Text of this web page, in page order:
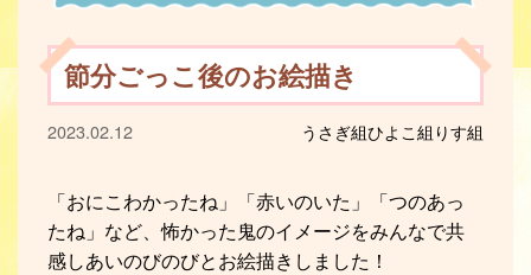
節分ごっこ後のお絵描き
2023.02.12 うさぎ組ひよこ組 りす組
「おにこわかったね」「赤いのいた」「つのあっ
たね」など、怖かった鬼のイメージをみんなで共
感しあいのびのびとお絵描きしました！
お問い合わせ
お知らせ
あゆみ便り
給食室だより
あゆみギャラリー
サイトマップ